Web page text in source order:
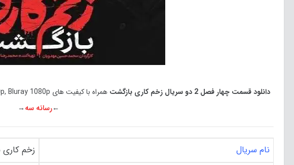
دانلود قسمت چهار فصل 2 دو سریال زخم کاری بازگشت
←رسانه سه→
نام سریال
زخم